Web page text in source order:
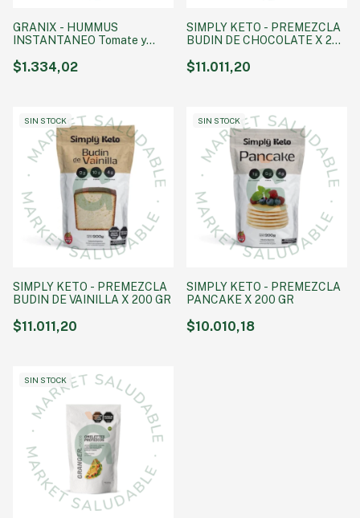
GRANIX - HUMMUS
INSTANTANEO Tomate y
$1.334,02
SIMPLY KETO - PREMEZCLA
BUDIN DE CHOCOLATE X 200
$11.011,20
SIN STOCK
SIMPLY KETO - PREMEZCLA
BUDIN DE VAINILLA X 200 GR
$11.011,20
SIN STOCK
SIMPLY KETO - PREMEZCLA
PANCAKE X 200 GR
$10.010,18
SIN STOCK